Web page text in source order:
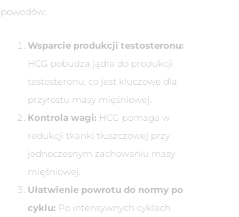
powodów:
Wsparcie produkcji testosteronu:
HCG pobudza jądra do produkcji
testosteronu, co jest kluczowe dla
przyrostu masy mięśniowej.
Kontrola wagi: HCG pomaga w
redukcji tkanki tłuszczowej przy
jednoczesnym zachowaniu masy
mięśniowej.
Ułatwienie powrotu do normy po
cyklu: Po intensywnych cyklach